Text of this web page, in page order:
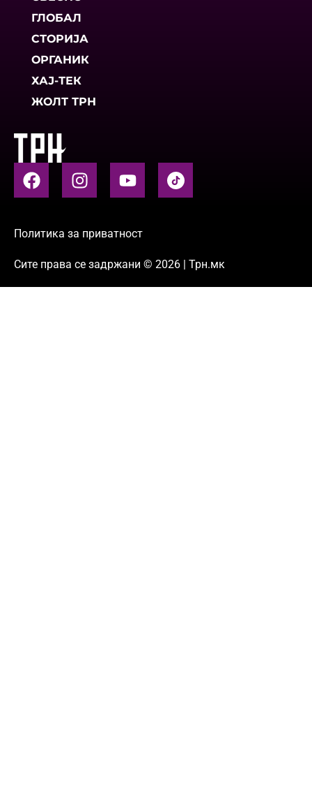
ГЛОБАЛ
СТОРИЈА
ОРГАНИК
ХАЈ-ТЕК
ЖОЛТ ТРН
Политика за приватност
Сите права се задржани © 2026 | Трн.мк